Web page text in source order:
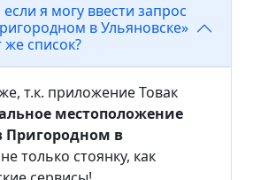
я могу ввести запрос
в Ульяновске»
же список?
т.к. приложение Товак
местоположение
Пригородном в
только стоянку, как